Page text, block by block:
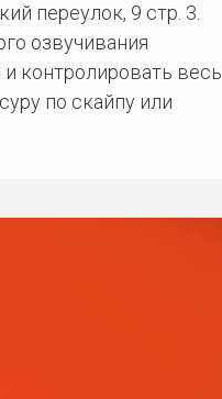
переулок, 9 стр. 3.
озвучивания
контролировать весь
по скайпу или